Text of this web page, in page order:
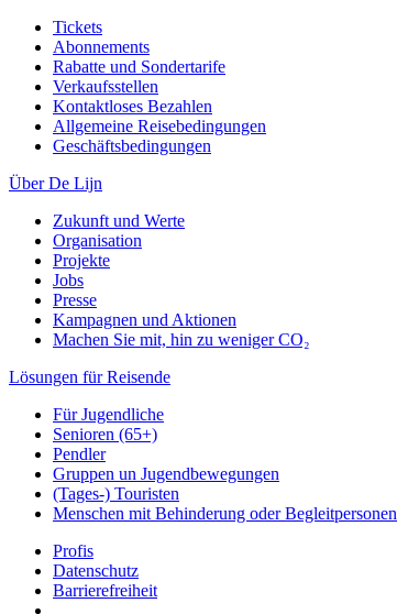
Tickets
Abonnements
Rabatte und Sondertarife
Verkaufsstellen
Kontaktloses Bezahlen
Allgemeine Reisebedingungen
Geschäftsbedingungen
Über De Lijn
Zukunft und Werte
Organisation
Projekte
Jobs
Presse
Kampagnen und Aktionen
Machen Sie mit, hin zu weniger CO₂
Lösungen für Reisende
Für Jugendliche
Senioren (65+)
Pendler
Gruppen un Jugendbewegungen
(Tages-) Touristen
Menschen mit Behinderung oder Begleitpersonen
Profis
Datenschutz
Barrierefreiheit